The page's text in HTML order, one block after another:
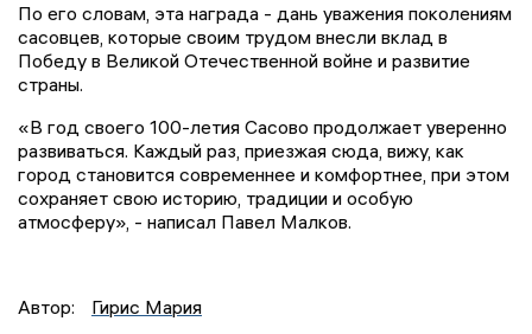
По его словам, эта награда - дань уважения поколениям
сасовцев, которые своим трудом внесли вклад в
Победу в Великой Отечественной войне и развитие
страны.
«В год своего 100-летия Сасово продолжает уверенно
развиваться. Каждый раз, приезжая сюда, вижу, как
город становится современнее и комфортнее, при этом
сохраняет свою историю, традиции и особую
атмосферу», - написал Павел Малков.
Автор: Гирис Мария